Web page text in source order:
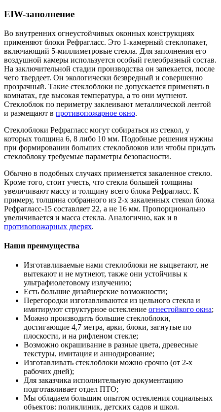
EIW-заполнение
Во внутренних огнеустойчивых оконных конструкциях
применяют блоки Рефрагласс. Это 1-камерный стеклопакет,
включающий 5-миллиметровые стекла. Для заполнения его
воздушной камеры используется особый гелеобразный состав.
На заключительной стадии производства он запекается, после
чего твердеет. Он экологически безвредный и совершенно
прозрачный. Такие стеклоблоки не допускается применять в
комнатах, где высокая температура, а то они мутнеют.
Стеклоблок по периметру заклеивают металлической лентой
и размещают в противопожарное окно.
Стеклоблоки Рефрагласс могут собираться из стекол, у
которых толщина 6, 8 либо 10 мм. Подобные решения нужны
при формировании больших стеклоблоков или чтобы придать
стеклоблоку требуемые параметры безопасности.
Обычно в подобных случаях применяется закаленное стекло.
Кроме того, стоит учесть, что стекла большей толщины
увеличивают массу и толщину всего блока Рефрагласс. К
примеру, толщина собранного из 2-х закаленных стекол блока
Рефрагласс-15 составляет 22, а не 16 мм. Пропорционально
увеличивается и масса стекла. Аналогично, как и в
противопожарных дверях.
Наши преимущества
Изготавливаемые нами стеклоблоки не выцветают, не
вытекают и не мутнеют, также они устойчивы к
ультрафиолетовому излучению;
Есть большие дизайнерские возможности;
Перегородки изготавливаются из цельного стекла и
имитируют структурное остекление огнестойкого окна;
Можно производить большие стеклоблоки,
достигающие 4,7 метра, арки, блоки, загнутые по
плоскости, и на рифленом стекле;
Возможно окрашивание в разные цвета, древесные
текстуры, имитация и аннодирование;
Изготавливать стеклоблоки можно срочно (от 2-х
рабочих дней);
Для заказчика исполнительную документацию
подготавливает отдел ПТО;
Мы обладаем большим опытом остекления социальных
объектов: поликлиник, детских садов и школ.